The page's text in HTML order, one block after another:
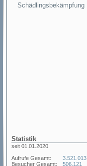
Schädlingsbekämpfung
Statistik
seit 01.01.2020
Aufrufe Gesamt:
Besucher Gesamt:
3.521.013
506.121